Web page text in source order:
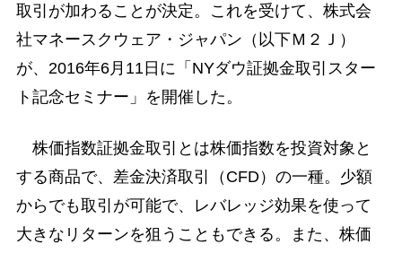
取引が加わることが決定。これを受けて、株式会
社マネースクウェア・ジャパン（以下Ｍ２Ｊ）
が、2016年6月11日に「NYダウ証拠金取引スター
ト記念セミナー」を開催した。
株価指数証拠金取引とは株価指数を投資対象と
する商品で、差金決済取引（CFD）の一種。少額
からでも取引が可能で、レバレッジ効果を使って
大きなリターンを狙うこともできる。また、株価